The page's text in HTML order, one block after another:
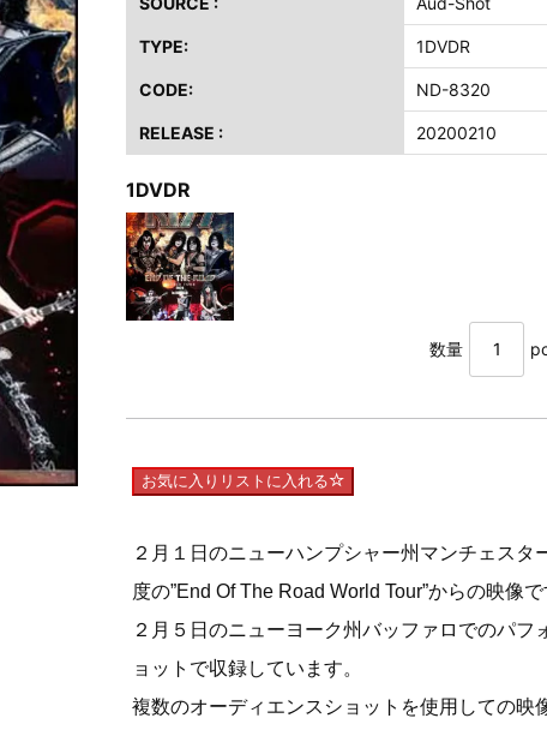
年6月9日 ドイツ ROCK AM RING 公演 FHD 完全収録！
/ 2024年6月1日 英国シェフィールド公演 完全収録！
月4日 ドイツ W.O.A. 公演 FHD 完全収録！
/ 2023年8月3日 ドイツ W.O.A. 公演 FHD 完全収録！
5月8+9日 コロラド州 2公演 SBD 完全収録！
TYPE: 1DVDR
CODE: ND-8320
RELEASE : 20200210
1DVDR
数量
お気に入りリストに入れる
２月１日のニューハンプシャー州マンチェスタ
度の”End Of The Road World Tour”からの映像で
２月５日のニューヨーク州バッファロでのパフ
ョットで収録しています。
複数のオーディエンスショットを使用しての映